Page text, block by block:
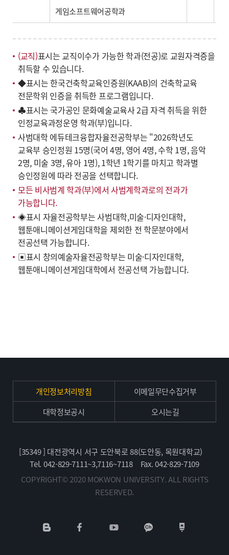
게임소프트웨어공학과
(교직)표시는 교직이수가 가능한 학과(전공)로 교원자격증을
취득할 수 있습니다.
◆표시는 한국건축학교육인증원(KAAB)의 건축학교육
전문학위 인증을 취득한 프로그램입니다.
♣표시는 국가공인 문화예술교육사 2급 자격 취득을 위한
인정교육과정운영 학과(부)입니다.
사범대학 에듀테크융합자율전공학부는 "2026학년도
교육부 승인정원 15명(국어 4명, 영어 4명, 수학 1명, 음악
2명, 미술 3명, 유아 1명), 1학년 1학기를 마치고 학과별
승인정원에 따라 전공을 선택합니다.
모든 비사범계 학과(부)에서 사범계학과로의 전과가
가능합니다.
◈표시 자율전공학부는 사범대학,미술·디자인대학,
웹툰애니메이션게임대학을 제외한 전 학문분야에서
전공선택 가능합니다.
▣표시 창의예술자율전공학부는 미술·디자인대학,
웹툰애니메이션게임대학에서 전공선택 가능합니다.
개인정보처리방침
이메일무단수집거부
대학정보공시
오시는길
[35349 ] 대전광역시 서구 도안북로 88(도안동, 목원대학교)
Tel. 042-829-7111~3,7116~7118
Fax. 042-829-7109
COPYRIGHT© 2020 MOKWON UNIVERSITY. ALL RIGHTS
RESERVED.